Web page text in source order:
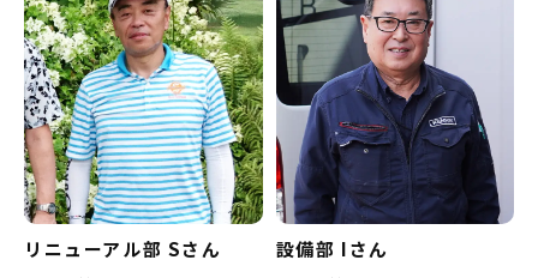
リニューアル部 Sさん 設備部 Iさん